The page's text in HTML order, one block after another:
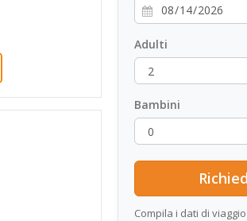
Adulti
Bambini
Compila i dati di